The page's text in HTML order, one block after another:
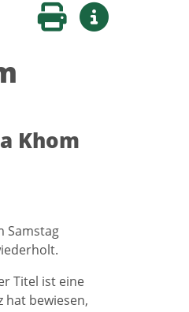
Seite druckenWeitere Infos
Khom
Samstag
Titel ist eine
hat bewiesen,